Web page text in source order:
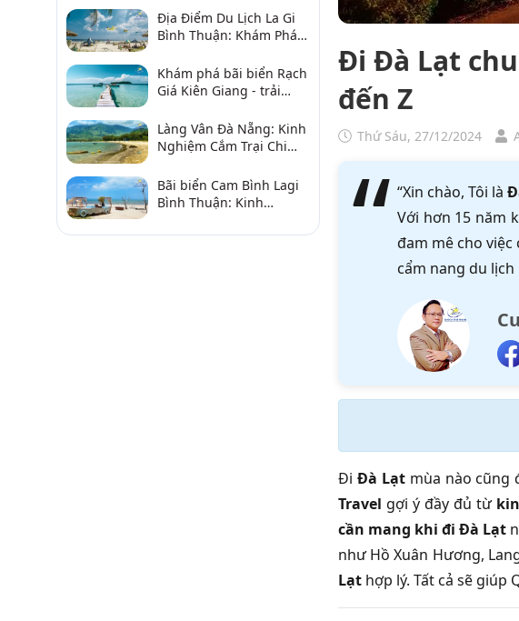
Đi Đà Lạt
đến Z
Thứ Sáu, 27/12/2024
“Xin chào, Tôi là
Với hơn 15 năm
đam mê cho
cẩm nang du
Đi Đà Lạtmùa nào cũng
Travel gợi ý đầy đủ từ
cần mang khi đi Đà Lạt
như Hồ Xuân Hương,
Lạt hợp lý. Tất cả sẽ giúp
Qua
Địa Điểm Du Lịch La Gi
Bình Thuận: Khám Phá 6
2026
Khám phá bãi biển Rạch
Giá Kiên Giang - trải
Làng Vân Đà Nẵng: Kinh
Nghiệm Cắm Trại Chi
Bãi biển Cam Bình Lagi
Bình Thuận: Kinh
sản, điểm gần